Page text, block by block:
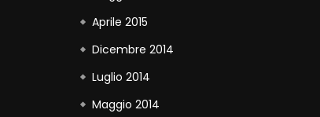
Aprile 2015
Dicembre 2014
Luglio 2014
Maggio 2014